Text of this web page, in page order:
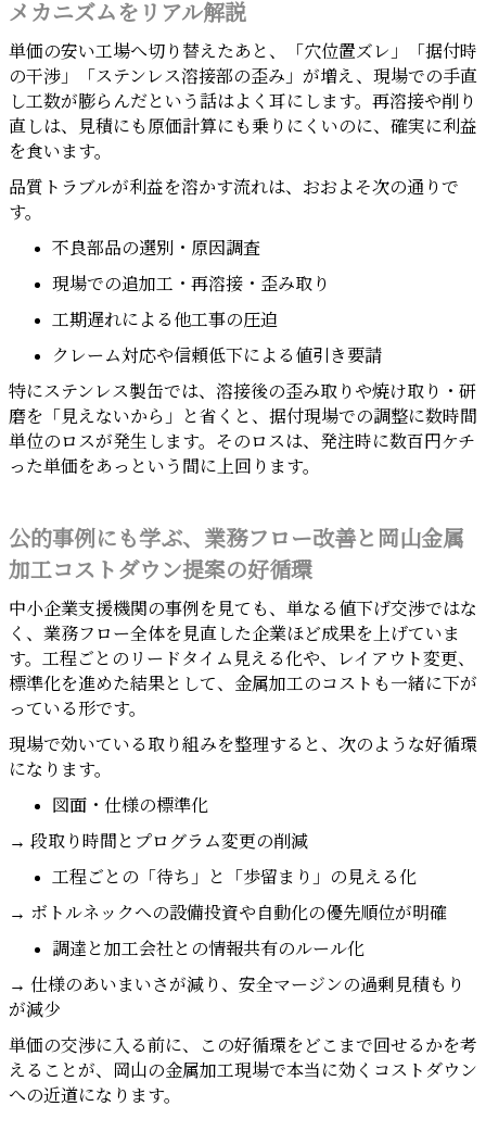
メカニズムをリアル解説
単価の安い工場へ切り替えたあと、「穴位置ズレ」「据付時
の干渉」「ステンレス溶接部の歪み」が増え、現場での手直
し工数が膨らんだという話はよく耳にします。再溶接や削り
直しは、見積にも原価計算にも乗りにくいのに、確実に利益
を食います。
品質トラブルが利益を溶かす流れは、おおよそ次の通りで
す。
不良部品の選別・原因調査
現場での追加工・再溶接・歪み取り
工期遅れによる他工事の圧迫
クレーム対応や信頼低下による値引き要請
特にステンレス製缶では、溶接後の歪み取りや焼け取り・研
磨を「見えないから」と省くと、据付現場での調整に数時間
単位のロスが発生します。そのロスは、発注時に数百円ケチ
った単価をあっという間に上回ります。
公的事例にも学ぶ、業務フロー改善と岡山金属
加工コストダウン提案の好循環
中小企業支援機関の事例を見ても、単なる値下げ交渉ではな
く、業務フロー全体を見直した企業ほど成果を上げていま
す。工程ごとのリードタイム見える化や、レイアウト変更、
標準化を進めた結果として、金属加工のコストも一緒に下が
っている形です。
現場で効いている取り組みを整理すると、次のような好循環
になります。
図面・仕様の標準化
→ 段取り時間とプログラム変更の削減
工程ごとの「待ち」と「歩留まり」の見える化
→ ボトルネックへの設備投資や自動化の優先順位が明確
調達と加工会社との情報共有のルール化
→ 仕様のあいまいさが減り、安全マージンの過剰見積もり
が減少
単価の交渉に入る前に、この好循環をどこまで回せるかを考
えることが、岡山の金属加工現場で本当に効くコストダウン
への近道になります。